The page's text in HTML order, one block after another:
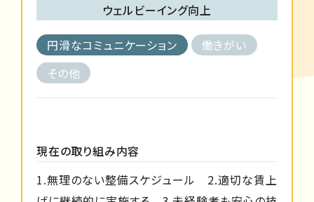
ウェルビーイング向上
円滑なコミュニケーション
働きがい
その他
現在の取り組み内容
1.無理のない整備スケジュール 2.適切な賃上